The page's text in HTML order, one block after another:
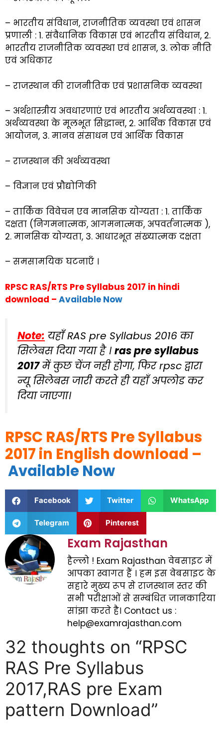
– भारतीय संविधान, राजनीतिक व्यवस्था एवं शासन
प्रणाली : 1. संवैधानिक विकास एवं भारतीय संविधान, 2.
भारतीय राजनीतिक व्यवस्था एवं शासन, 3. लोक नीति
एवं अधिकार
– राजस्थान की राजनीतिक एवं प्रशासनिक व्यवस्था
– अर्थशास्त्रीय अवधारणाएं एवं भारतीय अर्थव्यवस्था : 1.
अर्थव्यवस्था के मूलभूत सिद्धान्त, 2. आर्थिक विकास एवं
आयोजन, 3. मानव संसाधन एवं आर्थिक विकास
– राजस्थान की अर्थव्यवस्था
– विज्ञान एवं प्रौद्योगिकी
– तार्किक विवेचन एव मानसिक योग्यता : 1. तार्किक
दक्षता (निगमनात्मक, आगमनात्मक, अपवर्तनात्मक ),
2. मानसिक योग्यता, 3. आधारभूत संख्यात्मक दक्षता
– समसामयिक घटनाएँ ।
RPSC RAS/RTS Pre Syllabus 2017 in hindi
download – Available Now
Note: यहाँ RAS pre Syllabus 2016 का
सिलेबस दिया गया है ।ras pre syllabus
2017में कुछ चेंज नही होगा, फिर rpsc द्वारा
न्यू सिलेबस जारी करते ही यहाँ अपलोड कर
दिया जाएगा।
RPSC RAS/RTS Pre Syllabus
2017 in English download –
Available Now
Facebook Twitter WhatsApp
Telegram Pinterest
Exam Rajasthan
हैल्लो ! Exam Rajasthan वेबसाइट में
आपका स्वागत हैं । हम इस वेबसाइट के
सहारे मुख्य रूप से राजस्थान स्तर की
सभी परीक्षाओं से सम्बंधित जानकारिया
सांझा करते है। Contact us :
help@examrajasthan.com
32 thoughts on “RPSC
RAS Pre Syllabus
2017,RAS pre Exam
pattern Download”